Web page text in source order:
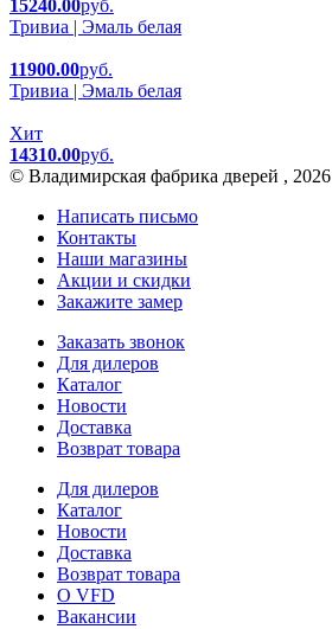
15240.00руб.
Тривиа | Эмаль белая
11900.00руб.
Тривиа | Эмаль белая
Хит
14310.00руб.
© Владимирская фабрика дверей , 2026
Написать письмо
Контакты
Наши магазины
Акции и скидки
Закажите замер
Заказать звонок
Для дилеров
Каталог
Новости
Доставка
Возврат товара
Для дилеров
Каталог
Новости
Доставка
Возврат товара
О VFD
Вакансии